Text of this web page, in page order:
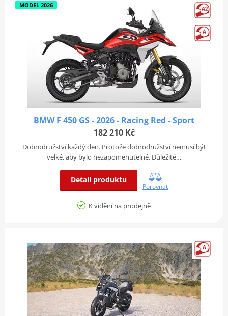
MODEL 2026
BMW F 450 GS - 2026 - Racing Red - Sport
182 210 Kč
Dobrodružství každý den. Protože dobrodružství nemusí být
velké, aby bylo nezapomenutelné. Důležité…
Detail produktu
Porovnat
K vidění na prodejně